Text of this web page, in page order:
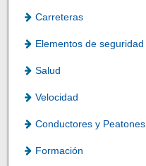
Carreteras
Elementos de seguridad
Salud
Velocidad
Conductores y Peatones
Formación